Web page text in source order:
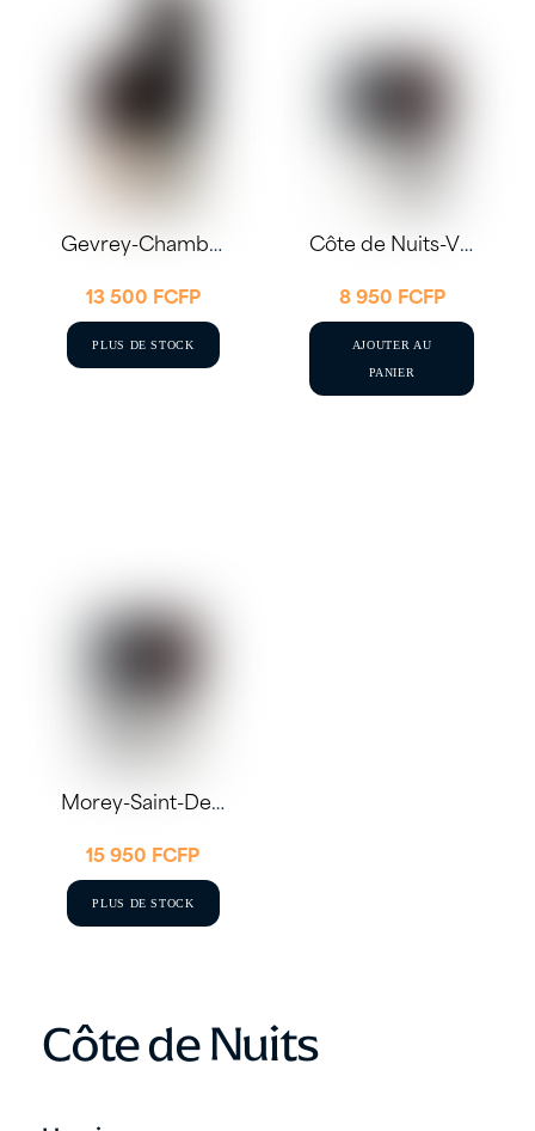
Côte de Nuits
Gevrey-Chambertin 2021 75cl – Joseph Drouhin
13 500 FCFP
PLUS DE STOCK
Côte de Nuits-Villages ‘Les Combes’ 2022 75cl – E. Delaunay
8 950 FCFP
AJOUTER AU
PANIER
Morey-Saint-Denis 2021 75cl – Edouard Delaunay
15 950 FCFP
PLUS DE STOCK